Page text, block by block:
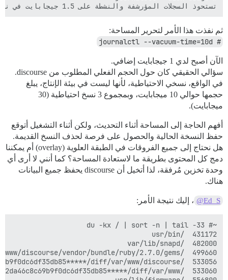
تستحوذ السجلات المؤرشفة والنشطة على 1.5 جيجابايت في نظام الملفات.
ثم نفذت هذا الأمر لتحرير المساحة:
# journalctl --vacuum-time=10d
الآن أصبح لدي 1 جيجابايت إضافي.
سؤالي الحقيقي كان حول الحجم الفعلي المطلوب من discourse.
في الواقع، نسخي الاحتياطية، لأنها ليست في بيئة الإنتاج، يبلغ
حجمها حوالي 10 ميجابايت، وبمجموع 3 نسخ احتياطية (30
ميجابايت).
أفهم الحاجة إلى المساحة أثناء التحديث، ولكن أثناء التشغيل أتوقع
حفظ النسخة الحالية والحصول على فرصة لحذف النسخ القديمة.
هل نحتاج إلى جميع الفروقات في الطبقة العلوية (overlay) أم يمكننا
دمج كل المحتوى بطريقة ما لاستعادة المساحة؟ كما أنني لا أرى أي
وحدة تخزين مُرفقة، لذا أتخيل أن discourse يحفظ جميع البيانات
هناك.
@Ed_S ، إليك نتيجة الأمر: